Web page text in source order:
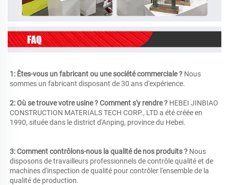
1: Êtes-vous un fabricant ou une société commerciale ? Nous
sommes un fabricant disposant de 30 ans d'expérience.
2: Où se trouve votre usine ? Comment s'y rendre ? HEBEI JINBIAO
CONSTRUCTION MATERIALS TECH CORP., LTD a été créée en
1990, située dans le district d'Anping, province du Hebei.
3: Comment contrôlons-nous la qualité de nos produits ? Nous
disposons de travailleurs professionnels de contrôle qualité et de
machines d'inspection de qualité pour contrôler l'ensemble de la
qualité de production.